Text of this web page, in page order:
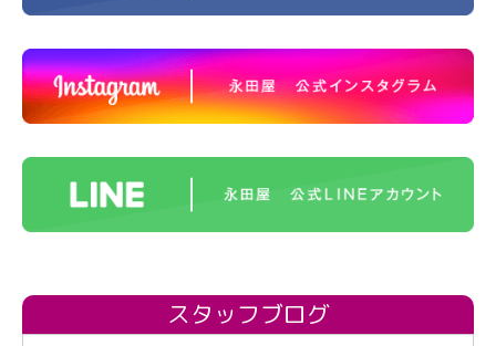
スタッフブログ